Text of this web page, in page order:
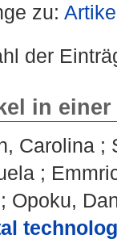
zu:
der
in
Carolina ;
;
; Opoku,